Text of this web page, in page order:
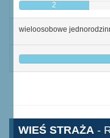
2
wieloosobowe
WIEŚ STRAŻA -